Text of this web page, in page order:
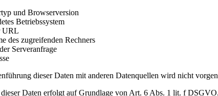
und Browserversion
Betriebssystem
URL
des zugreifenden Rechners
Serveranfrage
dieser Daten mit anderen Datenquellen wird nicht
Daten erfolgt auf Grundlage von Art. 6 Abs. 1 lit. f